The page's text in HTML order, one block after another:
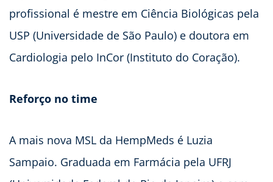
profissional é mestre em Ciência Biológicas pela
USP (Universidade de São Paulo) e doutora em
Cardiologia pelo InCor (Instituto do Coração).
Reforço no time
A mais nova MSL da HempMeds é Luzia
Sampaio. Graduada em Farmácia pela UFRJ